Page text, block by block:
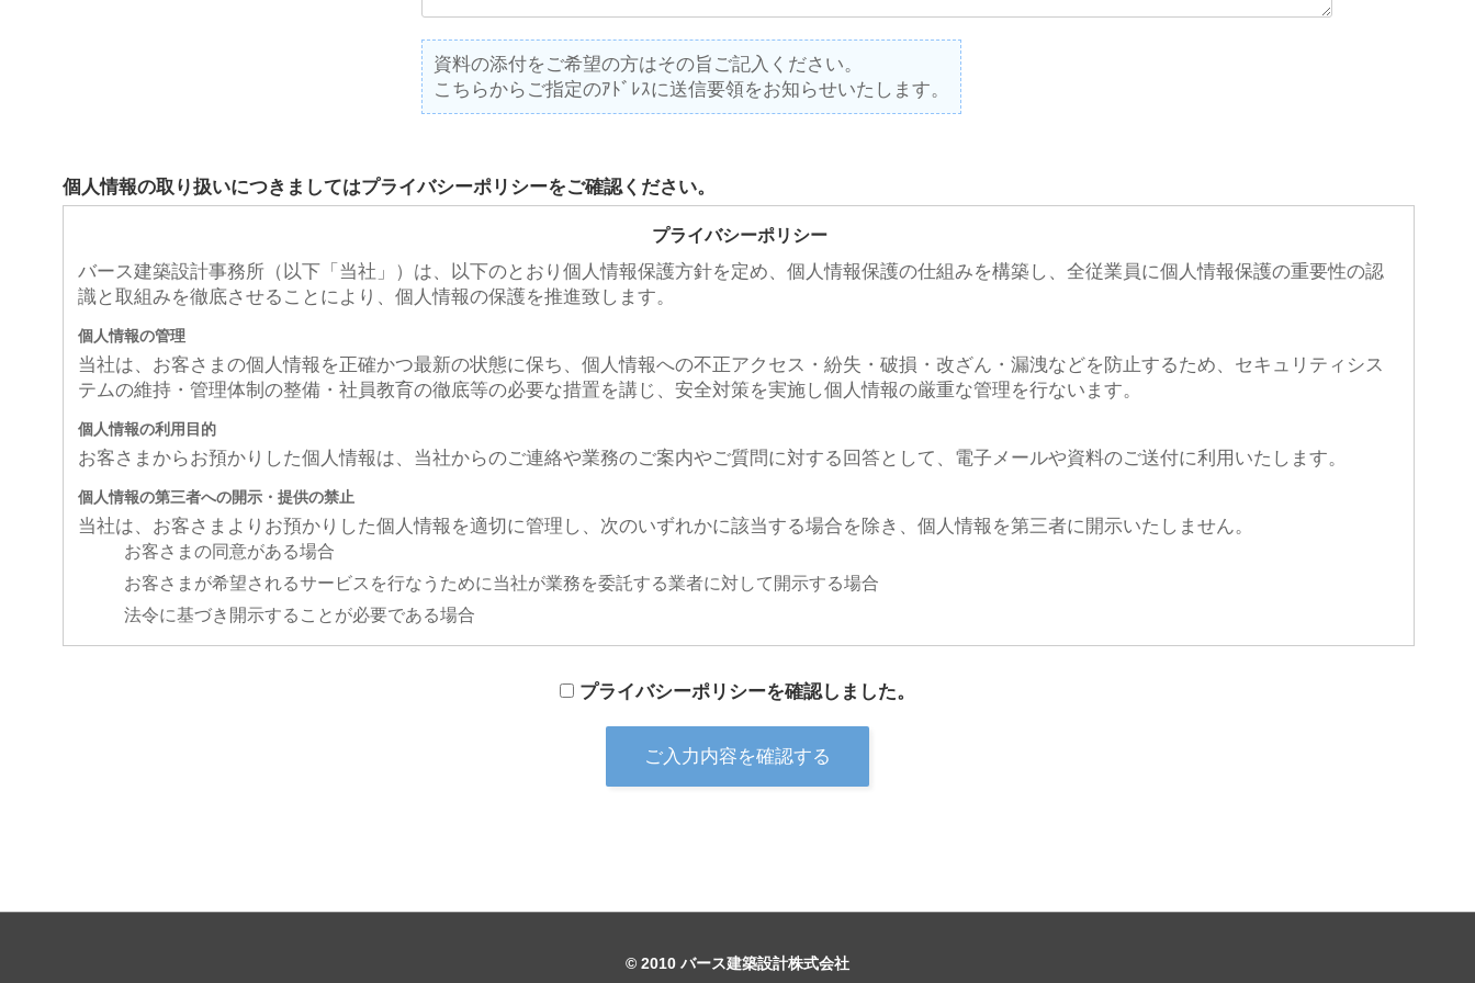
資料の添付をご希望の方はその旨ご記入ください。
こちらからご指定のｱﾄﾞﾚｽに送信要領をお知らせいたします。
個人情報の取り扱いにつきましてはプライバシーポリシーをご確認ください。
プライバシーポリシー
バース建築設計事務所（以下「当社」）は、以下のとおり個人情報保護方針を定め、個人情報保護の仕組みを構築し、全従業員に個人情報保護の重要性の認
識と取組みを徹底させることにより、個人情報の保護を推進致します。
個人情報の管理
当社は、お客さまの個人情報を正確かつ最新の状態に保ち、個人情報への不正アクセス・紛失・破損・改ざん・漏洩などを防止するため、セキュリティシス
テムの維持・管理体制の整備・社員教育の徹底等の必要な措置を講じ、安全対策を実施し個人情報の厳重な管理を行ないます。
個人情報の利用目的
お客さまからお預かりした個人情報は、当社からのご連絡や業務のご案内やご質問に対する回答として、電子メールや資料のご送付に利用いたします。
個人情報の第三者への開示・提供の禁止
当社は、お客さまよりお預かりした個人情報を適切に管理し、次のいずれかに該当する場合を除き、個人情報を第三者に開示いたしません。
お客さまの同意がある場合
お客さまが希望されるサービスを行なうために当社が業務を委託する業者に対して開示する場合
法令に基づき開示することが必要である場合
当社は、個人情報の正確性及び安全性確保のために、セキュリティに万全の対策を講じています。
プライバシーポリシーを確認しました。
© 2010 バース建築設計株式会社